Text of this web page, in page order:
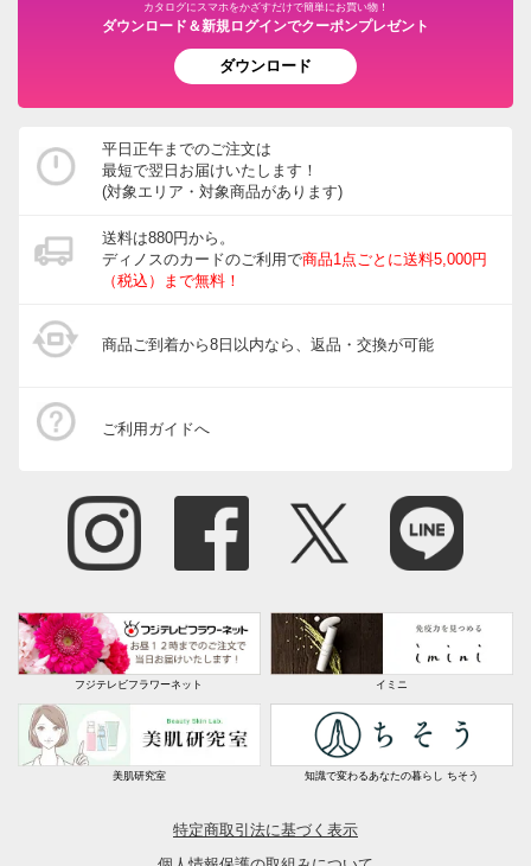
カタログにスマホをかざすだけで簡単にお買い物！
ダウンロード＆新規ログインでクーポンプレゼント
ダウンロード
平日正午までのご注文は
最短で翌日お届けいたします！
(対象エリア・対象商品があります)
送料は880円から。
ディノスのカードのご利用で商品1点ごとに送料5,000円
（税込）まで無料！
商品ご到着から8日以内なら、返品・交換が可能
ご利用ガイドへ
フジテレビフラワーネット イミニ
美肌研究室 知識で変わるあなたの暮らし ちそう
特定商取引法に基づく表示